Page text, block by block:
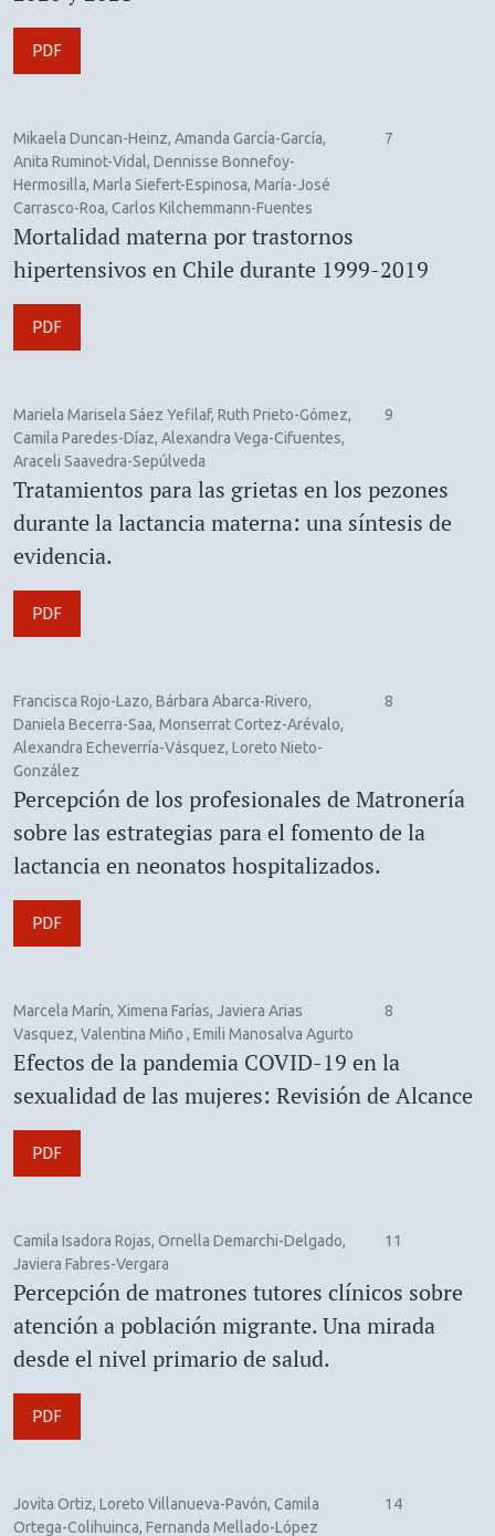
PDF
Mikaela Duncan-Heinz, Amanda García-García,
Anita Ruminot-Vidal, Dennisse Bonnefoy-
Hermosilla, Marla Siefert-Espinosa, María-José
Carrasco-Roa, Carlos Kilchemmann-Fuentes
7
Mortalidad materna por trastornos
hipertensivos en Chile durante 1999-2019
PDF
Mariela Marisela Sáez Yefilaf, Ruth Prieto-Gómez,
Camila Paredes-Díaz, Alexandra Vega-Cifuentes,
Araceli Saavedra-Sepúlveda
9
Tratamientos para las grietas en los pezones
durante la lactancia materna: una síntesis de
evidencia.
PDF
Francisca Rojo-Lazo, Bárbara Abarca-Rivero,
Daniela Becerra-Saa, Monserrat Cortez-Arévalo,
Alexandra Echeverría-Vásquez, Loreto Nieto-
González
8
Percepción de los profesionales de Matronería
sobre las estrategias para el fomento de la
lactancia en neonatos hospitalizados.
PDF
Marcela Marín, Ximena Farías, Javiera Arias
Vasquez, Valentina Miño , Emili Manosalva Agurto
8
Efectos de la pandemia COVID-19 en la
sexualidad de las mujeres: Revisión de Alcance
PDF
Camila Isadora Rojas, Ornella Demarchi-Delgado,
Javiera Fabres-Vergara
11
Percepción de matrones tutores clínicos sobre
atención a población migrante. Una mirada
desde el nivel primario de salud.
PDF
Jovita Ortiz, Loreto Villanueva-Pavón, Camila
Ortega-Colihuinca, Fernanda Mellado-López
14